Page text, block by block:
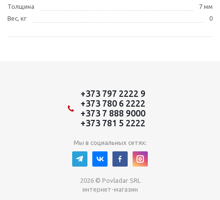
Толщина
7 мм
Вес, кг
0
+373 797 2222 9
+373 780 6 2222
+373 7 888 9000
+373 781 5 2222
Мы в социальных сетях:
2026 © Povladar SRL
интернет-магазин